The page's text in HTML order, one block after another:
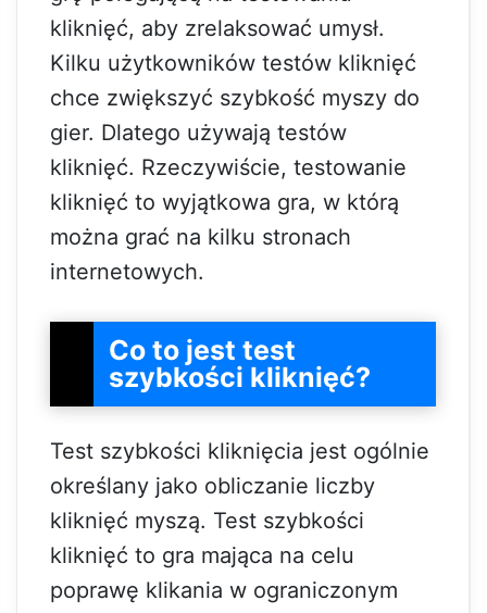
kliknięć, aby zrelaksować umysł.
Kilku użytkowników testów kliknięć
chce zwiększyć szybkość myszy do
gier. Dlatego używają testów
kliknięć. Rzeczywiście, testowanie
kliknięć to wyjątkowa gra, w którą
można grać na kilku stronach
internetowych.
Co to jest test
szybkości kliknięć?
Test szybkości kliknięcia jest ogólnie
określany jako obliczanie liczby
kliknięć myszą. Test szybkości
kliknięć to gra mająca na celu
poprawę klikania w ograniczonym